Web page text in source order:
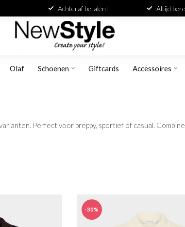
Achteraf betalen! Altijd
Olaf Schoenen Giftcards Accessoires
Perfect voor preppy, sportief of casual.
-30%